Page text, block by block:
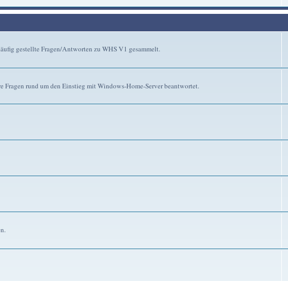
gestellte Fragen/Antworten zu WHS V1 gesammelt.
Fragen rund um den Einstieg mit Windows-Home-Server beantwortet.